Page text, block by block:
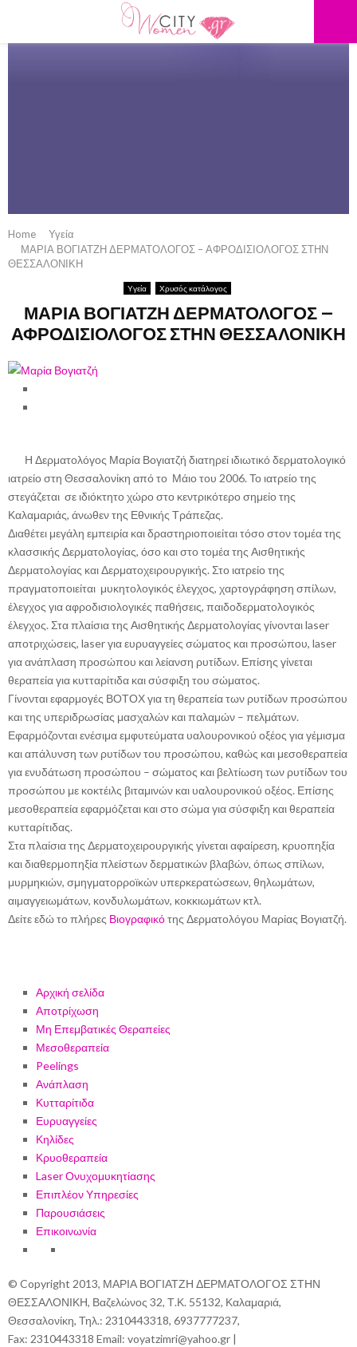
PRIMARY
Home
Υγεία
ΜΑΡΙΑ ΒΟΓΙΑΤΖΗ ΔΕΡΜΑΤΟΛΟΓΟΣ – ΑΦΡΟΔΙΣΙΟΛΟΓΟΣ ​ΣΤΗΝ
ΘΕΣΣΑΛΟΝΙΚΗ
Υγεία Χρυσός κατάλογος
ΜΑΡΙΑ ΒΟΓΙΑΤΖΗ ΔΕΡΜΑΤΟΛΟΓΟΣ –
ΑΦΡΟΔΙΣΙΟΛΟΓΟΣ ​ΣΤΗΝ ΘΕΣΣΑΛΟΝΙΚΗ
Η Δερματολόγος Μαρία Βογιατζή διατηρεί ιδιωτικό δερματολογικό
ιατρείο στη Θεσσαλονίκη από το Μάιο του 2006. Το ιατρείο της
στεγάζεται σε ιδιόκτητο χώρο στο κεντρικότερο σημείο της
Καλαμαριάς, άνωθεν της Εθνικής Τράπεζας.
Διαθέτει μεγάλη εμπειρία και δραστηριοποιείται τόσο στον τομέα της
κλασσικής Δερματολογίας, όσο και στο τομέα της Αισθητικής
Δερματολογίας και Δερματοχειρουργικής. Στο ιατρείο της
πραγματοποιείται μυκητολογικός έλεγχος, χαρτογράφηση σπίλων,
έλεγχος για αφροδισιολογικές παθήσεις, παιδοδερματολογικός
έλεγχος. Στα πλαίσια της Αισθητικής Δερματολογίας γίνονται laser
αποτριχώσεις, laser για ευρυαγγείες σώματος και προσώπου, laser
για ανάπλαση προσώπου και λείανση ρυτίδων. Επίσης γίνεται
θεραπεία για κυτταρίτιδα και σύσφιξη του σώματος.
Γίνονται εφαρμογές ΒΟΤΟΧ για τη θεραπεία των ρυτίδων προσώπου
και της υπεριδρωσίας μασχαλών και παλαμών – πελμάτων.
Εφαρμόζονται ενέσιμα εμφυτεύματα υαλουρονικού οξέος για γέμισμα
και απάλυνση των ρυτίδων του προσώπου, καθώς και μεσοθεραπεία
για ενυδάτωση προσώπου – σώματος και βελτίωση των ρυτίδων του
προσώπου με κοκτέιλς βιταμινών και υαλουρονικού οξέος. Επίσης
μεσοθεραπεία εφαρμόζεται και στο σώμα για σύσφιξη και θεραπεία
κυτταρίτιδας.
Στα πλαίσια της Δερματοχειρουργικής γίνεται αφαίρεση, κρυοπηξία
και διαθερμοπηξία πλείστων δερματικών βλαβών, όπως σπίλων,
μυρμηκιών, σμηγματορροϊκών υπερκερατώσεων, θηλωμάτων,
αιμαγγειωμάτων, κονδυλωμάτων, κοκκιωμάτων κτλ.
Δείτε εδώ το πλήρες Βιογραφικότης Δερματολόγου Μαρίας Βογιατζή.
Αρχική σελίδα
Αποτρίχωση
Μη Επεμβατικές Θεραπείες
Μεσοθεραπεία
Peelings
Ανάπλαση
Κυτταρίτιδα
Ευρυαγγείες
Κηλίδες
Κρυοθεραπεία
Laser Ονυχομυκητίασης
Επιπλέον Υπηρεσίες
Παρουσιάσεις
Επικοινωνία
© Copyright 2013, ΜΑΡΙΑ ΒΟΓΙΑΤΖΗ ΔΕΡΜΑΤΟΛΟΓΟΣ ΣΤΗΝ
ΘΕΣΣΑΛΟΝΙΚΗ, Βαζελώνος 32, Τ.Κ. 55132, Καλαμαριά,
Θεσσαλονίκη, Τηλ.: 2310443318, 6937777237,
Fax: 2310443318 Email: voyatzimri@yahoo.gr |